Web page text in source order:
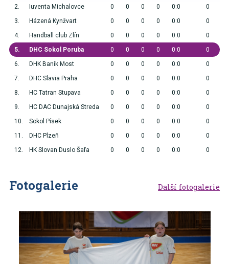
2. Iuventa Michalovce 0 0 0 0 0:0
0
3.
Házená Kynžvart 0 0 0 0 0:0
0
4.
Handball club Zlín 0 0 0 0 0:0
0
5.
DHC Sokol Poruba 0 0 0 0 0:0
0
6.
DHK Baník Most 0 0 0 0 0:0
0
7.
DHC Slavia Praha 0 0 0 0 0:0
0
8.
HC Tatran Stupava 0 0 0 0 0:0
0
9.
HC DAC Dunajská Streda 0 0 0 0 0:0
0
10.
Sokol Písek 0 0 0 0 0:0
0
11.
DHC Plzeň 0 0 0 0 0:0
0
12.
HK Slovan Duslo Šaľa 0 0 0 0 0:0 0
Další fotogalerie
Fotogalerie